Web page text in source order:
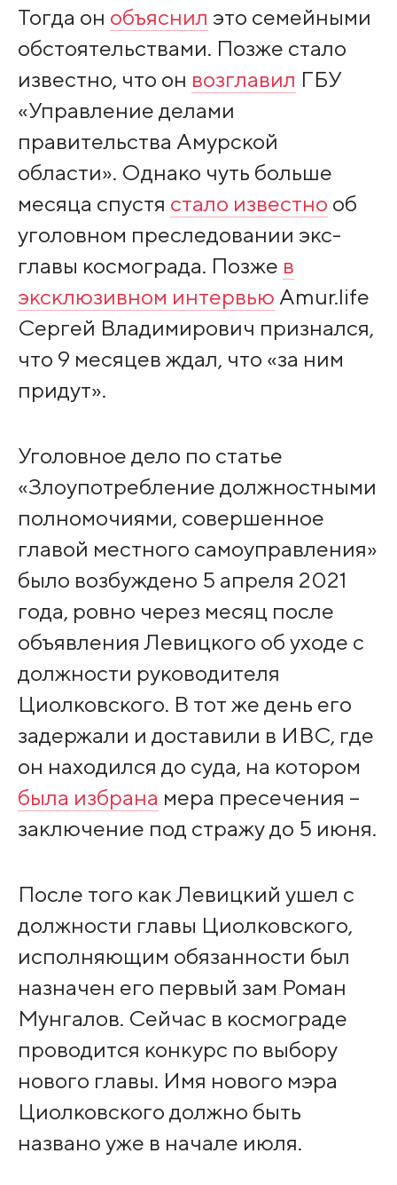
Тогда он объяснил это семейными
обстоятельствами. Позже стало
известно, что он возглавил ГБУ
«Управление делами
правительства Амурской
области». Однако чуть больше
месяца спустя стало известно об
уголовном преследовании экс-
главы космограда. Позже в
эксклюзивном интервью Amur.life
Сергей Владимирович признался,
что 9 месяцев ждал, что «за ним
придут».
Уголовное дело по статье
«Злоупотребление должностными
полномочиями, совершенное
главой местного самоуправления»
было возбуждено 5 апреля 2021
года, ровно через месяц после
объявления Левицкого об уходе с
должности руководителя
Циолковского. В тот же день его
задержали и доставили в ИВС, где
он находился до суда, на котором
была избрана мера пресечения –
заключение под стражу до 5 июня.
После того как Левицкий ушел с
должности главы Циолковского,
исполняющим обязанности был
назначен его первый зам Роман
Мунгалов. Сейчас в космограде
проводится конкурс по выбору
нового главы. Имя нового мэра
Циолковского должно быть
названо уже в начале июля.